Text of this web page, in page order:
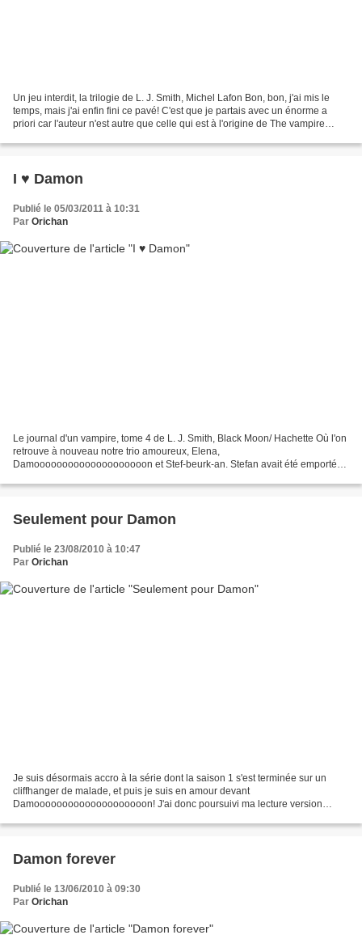
Un jeu interdit, la trilogie de L. J. Smith, Michel Lafon Bon, bon, j'ai mis le
temps, mais j'ai enfin fini ce pavé! C'est que je partais avec un énorme a
priori car l'auteur n'est autre que celle qui est à l'origine de The vampire
I ♥ Damon
Publié le 05/03/2011 à 10:31
Par Orichan
Le journal d'un vampire, tome 4 de L. J. Smith, Black Moon/ Hachette Où l'on
retrouve à nouveau notre trio amoureux, Elena,
Damoooooooooooooooooooon et Stef-beurk-an. Stefan avait été emporté
Seulement pour Damon
Publié le 23/08/2010 à 10:47
Par Orichan
Je suis désormais accro à la série dont la saison 1 s'est terminée sur un
cliffhanger de malade, et puis je suis en amour devant
Damoooooooooooooooooooon! J'ai donc poursuivi ma lecture version
Damon forever
Publié le 13/06/2010 à 09:30
Par Orichan